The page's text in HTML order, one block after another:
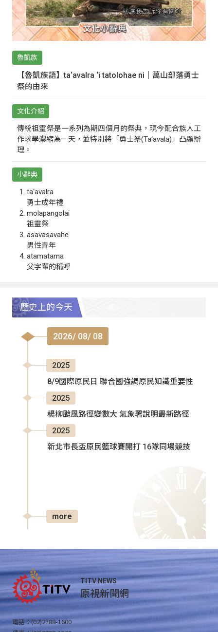
魯凱族
【魯凱族語】ta‘avalra ‘i tatolohae ni｜萬山部落勇士
祭的由來
文化介紹
傳統祖靈祭是一系列為期四個月的祭典，現今配合族人工
作求學濃縮為一天，並特別將「勇士祭(Ta‘avala)」凸顯辦
理。
小辭典
ta‘avalra
勇士成年禮
molapangolai
祖靈祭
asavasavahe
男性青年
atamatama
父字輩的稱呼
歷史上的今天
2026/ 08/ 08
2025
8/9國際原民日 聯合國強調原民知識重要性
2025
楊柳颱風路徑變數大 氣象署說明最新路徑
2025
新北市長盃原民籃球賽開打 16隊同場競技
more
TITV NEWS
原視新聞網
電話：(02)2788-1600